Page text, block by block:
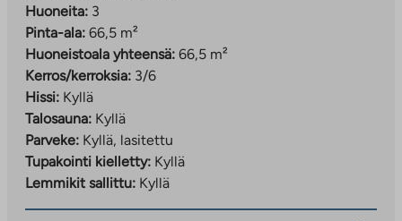
Asumisoikeusasunnot (Viilivati 2)
Tee hakemus:
ta.fi/asuntohakemukset/asumisoikeushakemus
Hakemusta täyttäessä valitse uudiskohde ja
toivekohteeksiViilivati 2
Lisätiedot: tuija.rajamaki@ta.fi
Huoneita: 3
Pinta-ala: 66,5 m²
Huoneistoala yhteensä: 66,5 m²
Kerros/kerroksia: 3/6
Hissi: Kyllä
Talosauna: Kyllä
Parveke: Kyllä, lasitettu
Tupakointi kielletty: Kyllä
Lemmikit sallittu: Kyllä